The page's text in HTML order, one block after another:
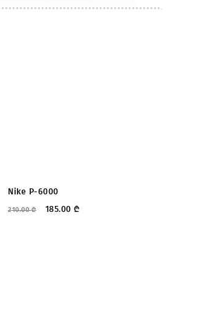
ᲤᲐᲡᲓᲐᲙᲚᲔᲑᲐ
Nike P-6000
210.00₾ 185.00 ₾